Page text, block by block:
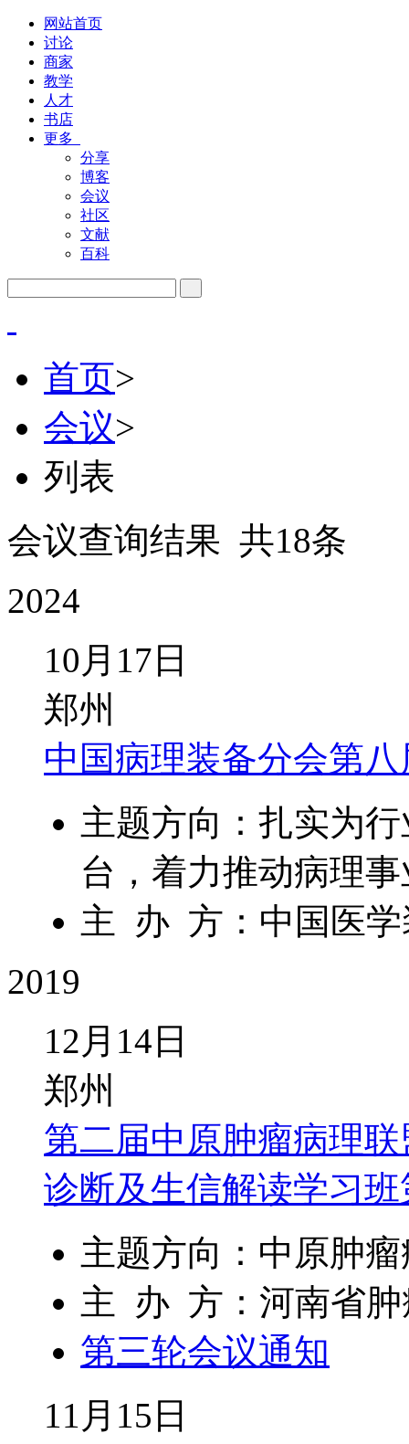
网站首页
讨论
商家
教学
人才
书店
更多
分享
博客
会议
社区
文献
百科
首页>
会议>
列表
会议查询结果 共18条
2024
10月17日
郑州
中国病理装备分会第
主题方向：扎实为
台，着力推动病理
主 办 方：中国医学
2019
12月14日
郑州
第二届中原肿瘤病理
诊断及生信解读学习
主题方向：中原肿
主 办 方：河南省肿
第三轮会议通知
11月15日